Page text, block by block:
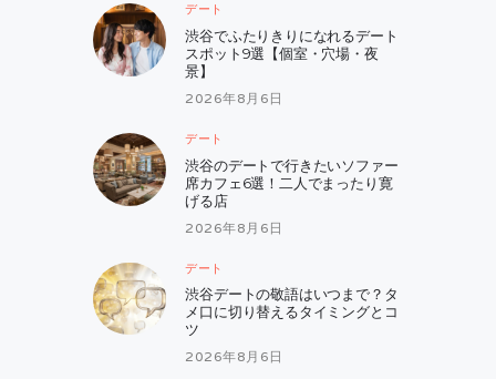
デート
渋谷でふたりきりになれるデート
スポット9選【個室・穴場・夜
景】
2026年8月6日
デート
渋谷のデートで行きたいソファー
席カフェ6選！二人でまったり寛
げる店
2026年8月6日
デート
渋谷デートの敬語はいつまで？タ
メ口に切り替えるタイミングとコ
ツ
2026年8月6日